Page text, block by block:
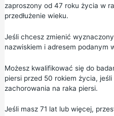
zaproszony od 47 roku życia w
przedłużenie wieku.
Jeśli chcesz zmienić
nazwiskiem i adresem podanym
Możesz kwalifikować się do
piersi przed 50 rokiem życia,
zachorowania na raka piersi.
Jeśli masz 71 lat lub więcej,